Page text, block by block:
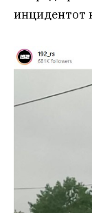
инцидентот